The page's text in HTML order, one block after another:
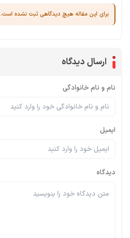
برای این مقاله هیچ دیدگاهی ثبت نشده است.
ارسال دیدگاه
نام و نام خانوادگی
ایمیل
دیدگاه